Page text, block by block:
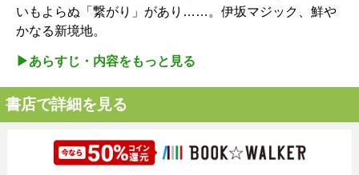
いもよらぬ「繋がり」があり……。伊坂マジック、鮮や
かなる新境地。
▶︎あらすじ・内容をもっと見る
書店で詳細を見る